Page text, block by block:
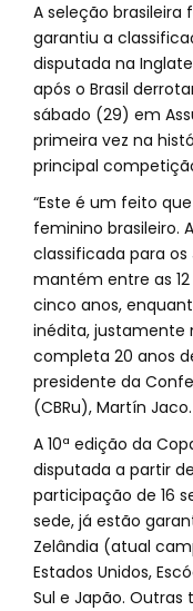
A seleção brasileira
garantiu a
disputada na
após o Brasil
sábado (29) em
primeira vez na
principal
“Este é um feito
feminino brasileiro.
classificada para os
mantém entre as
cinco anos,
inédita, justamente
completa 20 anos
presidente da
(CBRu), Martín Jaco.
A 10ª edição da
disputada a partir
participação de 16
sede, já estão
Zelândia (atual
Estados Unidos,
Sul e Japão. Outras